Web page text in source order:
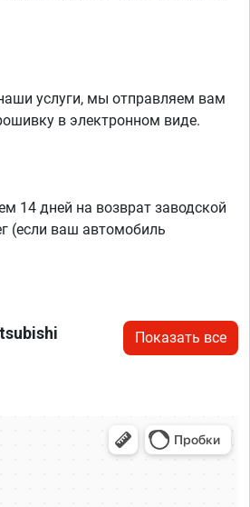
услуги, мы отправляем вам
в электронном виде.
14 дней на возврат заводской
(если ваш автомобиль
Показать все